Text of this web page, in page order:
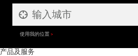
使用我的位置
产品及服务